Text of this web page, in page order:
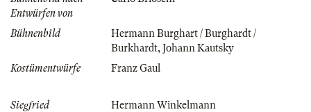
Entwürfen von
Bühnenbild
Hermann Burghart / Burghardt /
Burkhardt,Johann Kautsky
Kostümentwürfe
Franz Gaul
Siegfried
Hermann Winkelmann